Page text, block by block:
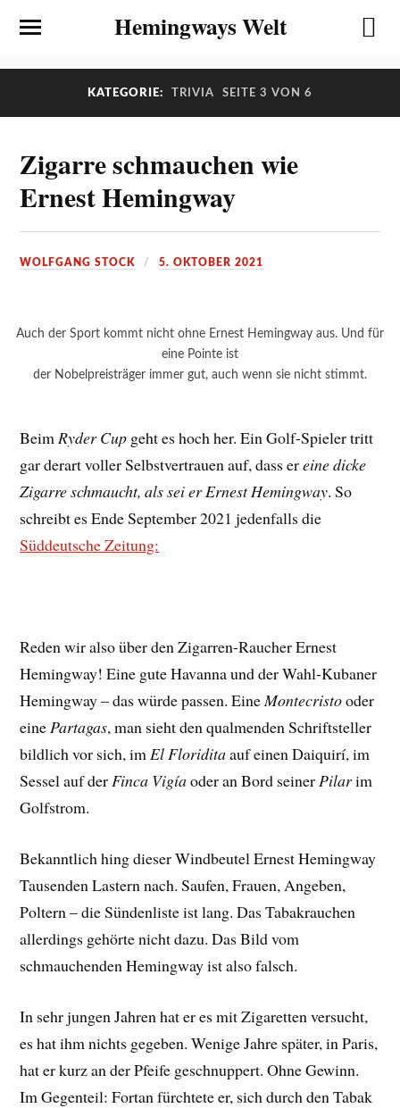
Hemingways Welt
KATEGORIE: TRIVIA SEITE 3 VON 6
Zigarre schmauchen wie
Ernest Hemingway
WOLFGANG STOCK 5. OKTOBER 2021
Auch der Sport kommt nicht ohne Ernest Hemingway aus. Und für
eine Pointe ist
der Nobelpreisträger immer gut, auch wenn sie nicht stimmt.
BeimRyder Cup geht es hoch her. Ein Golf-Spieler tritt
gar derart voller Selbstvertrauen auf, dass ereine dicke
Zigarre schmaucht, als sei er Ernest Hemingway. So
schreibt es Ende September 2021 jedenfalls die
Süddeutsche Zeitung:
Reden wir also über den Zigarren-Raucher Ernest
Hemingway! Eine gute Havanna und der Wahl-Kubaner
Hemingway – das würde passen. EineMontecristooder
einePartagas, man sieht den qualmenden Schriftsteller
bildlich vor sich, imEl Floriditaauf einen Daiquirí, im
Sessel auf derFinca Vigíaoder an Bord seinerPilarim
Golfstrom.
Bekanntlich hing dieser Windbeutel Ernest Hemingway
Tausenden Lastern nach. Saufen, Frauen, Angeben,
Poltern – die Sündenliste ist lang. Das Tabakrauchen
allerdings gehörte nicht dazu. Das Bild vom
schmauchenden Hemingway ist also falsch.
In sehr jungen Jahren hat er es mit Zigaretten versucht,
es hat ihm nichts gegeben. Wenige Jahre später, in Paris,
hat er kurz an der Pfeife geschnuppert. Ohne Gewinn.
Im Gegenteil: Fortan fürchtete er, sich durch den Tabak